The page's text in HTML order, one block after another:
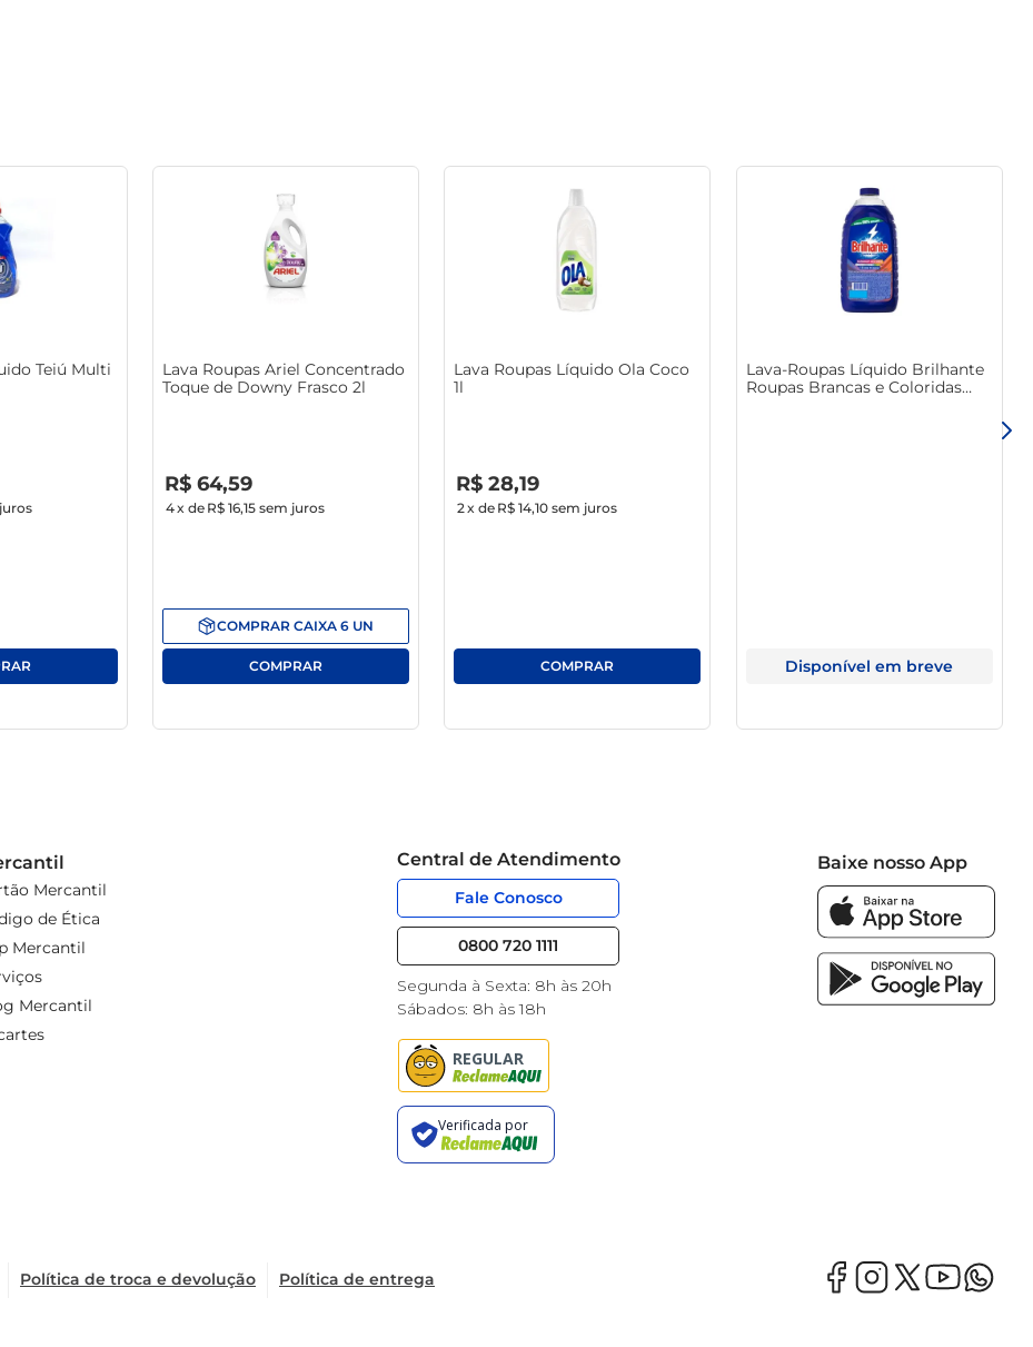
quem utiliza seus produtos. A fórmula do Lava Roupas Cuidado do Coco é pensada para ser menos agressiva e contribuir
é uma forma de preservar não apenas suas roupas, mas também o nosso planeta.
Cuidado do Coco 5l e descubra como manter suas roupas sempre limpas, frescas e com um toque de delicadeza.
Teiú Multi
Lava Roupas Ariel Concentrado
Toque de Downy Frasco 2l
R$ 64,59
4x de R$ 16,15sem juros
COMPRARCAIXA 6 UN
Lava Roupas Líquido Ola Coco
1l
R$ 28,19
2x de R$ 14,10 sem juros
Lava-Roupas Líquido Brilhante
Roupas Brancas e Coloridas
Disponível em breve
Mercantil
de Ética
Mercantil
Mercantil
Central de Atendimento
Fale Conosco
0800 720 1111
Segunda à Sexta: 8h às 20h
Sábados: 8h às 18h
Baixe nosso App
Política de troca e devolução Política de entrega